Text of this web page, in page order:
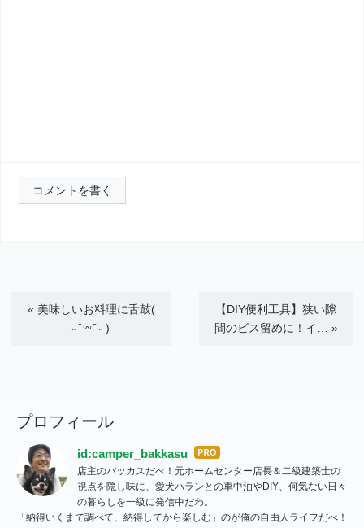
コメントを書く
« 美味しいお料理に舌鼓(
˶ ᷇ 𖥦 ᷆ ˵ )
【DIY便利工具】狭い隙
間のビス留めに！イ… »
プロフィール
id:camper_bakkasu はて
なブ
ログ
Pro
店主のバッカスだべ！元ホームセンター店長＆二級建築士の
視点を隠し味に、愛犬ハランとの車中泊やDIY、何気ない日々
の暮らしを一級に発信中だわ。
「納得いくまで調べて、納得してから楽しむ」のが俺の自由人ライフだべ！